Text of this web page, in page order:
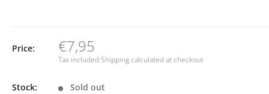
Price: €7,95
Tax included Shipping calculated at checkout
Stock: Sold out